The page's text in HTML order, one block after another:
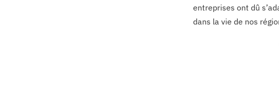
entreprises ont dû
dans la vie de nos